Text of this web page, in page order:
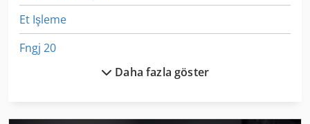
Et Işleme
Fngj 20
Daha fazla göster